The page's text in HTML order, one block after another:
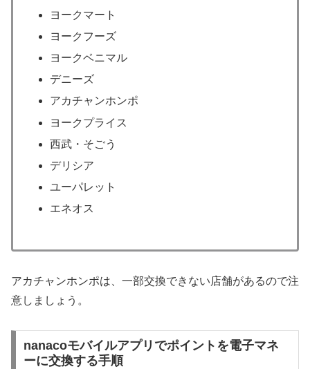
ヨークマート
ヨークフーズ
ヨークベニマル
デニーズ
アカチャンホンポ
ヨークプライス
西武・そごう
デリシア
ユーパレット
エネオス
アカチャンホンポは、一部交換できない店舗があるので注
意しましょう。
nanacoモバイルアプリでポイントを電子マネ
ーに交換する手順